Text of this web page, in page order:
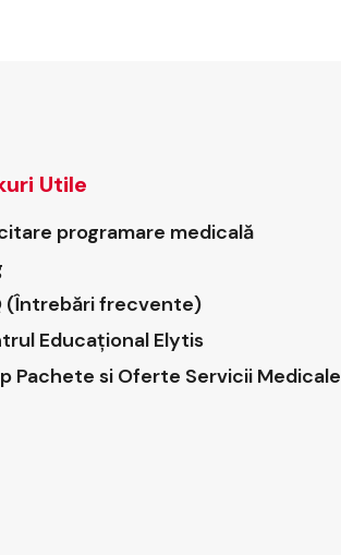
Utile
programare medicală
(Întrebări frecvente)
Educațional Elytis
Pachete si Oferte Servicii Medicale